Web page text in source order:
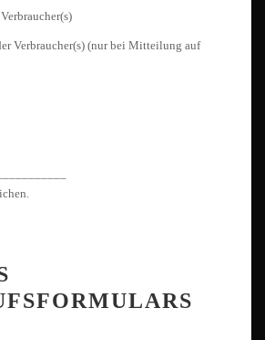
Verbraucher(s) (nur bei Mitteilung auf